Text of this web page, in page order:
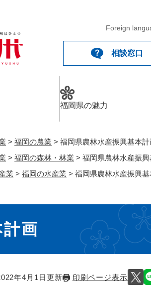
Foreign
相談窓口
福岡県の魅力
> 福岡の農業 > 福岡県農林水産振興基本計
> 福岡の森林・林業 > 福岡県農林水産振
業 > 福岡の水産業 > 福岡県農林水産振興
画
年4月1日更新 印刷ページ表示